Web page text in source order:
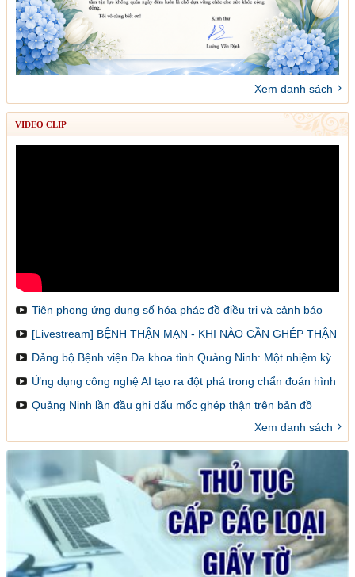
Xem danh sách
VIDEO CLIP
Tiên phong ứng dụng số hóa phác đồ điều trị và cảnh báo
dược lâm sàng
[Livestream] BỆNH THẬN MẠN - KHI NÀO CẦN GHÉP THẬN
VÀ LÀM SAO ĐỂ ĐĂNG KÝ GHÉP
Đảng bộ Bệnh viện Đa khoa tỉnh Quảng Ninh: Một nhiệm kỳ
đổi mới, sáng tạo và đột phá
Ứng dụng công nghệ AI tạo ra đột phá trong chẩn đoán hình
ảnh y khoa
Quảng Ninh lần đầu ghi dấu mốc ghép thận trên bản đồ
Xem danh sách